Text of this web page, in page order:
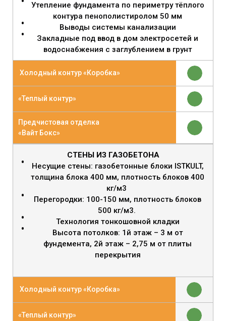
Утепление фундамента по периметру тёплого
контура пенополистиролом 50 мм
Выводы системы канализации
Закладные под ввод в дом электросетей и
водоснабжения с заглублением в грунт
Холодный контур «Коробка»
«Теплый контур»
Предчистовая отделка
«Вайт Бокс»
СТЕНЫ ИЗ ГАЗОБЕТОНА
Несущие стены: газобетонные блоки ISTKULT,
толщина блока 400 мм, плотность блоков 400
кг/м3
Перегородки: 100-150 мм, плотность блоков
500 кг/м3.
Технология тонкошовной кладки
Высота потолков: 1й этаж – 3 м от
фундемента, 2й этаж – 2,75 м от плиты
перекрытия
Холодный контур «Коробка»
«Теплый контур»